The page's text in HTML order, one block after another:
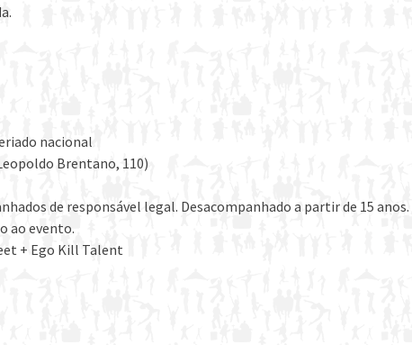
nacional
Brentano, 110)
de responsável legal. Desacompanhado a partir de 15 anos.
ao evento.
+ Ego Kill Talent